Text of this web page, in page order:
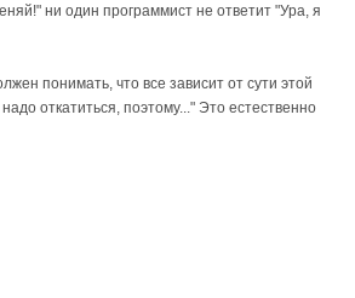
ни один программист не ответит "Ура, я
понимать, что все зависит от сути этой
откатиться, поэтому..." Это естественно